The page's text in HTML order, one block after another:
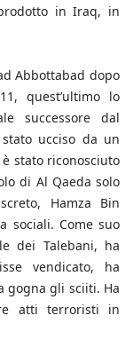
in Iraq, in
Abbottabad dopo
quest’ultimo lo
successore dal
ucciso da un
stato riconosciuto
di Al Qaeda solo
Hamza Bin
sociali. Come suo
dei Talebani, ha
vendicato, ha
gogna gli sciiti. Ha
atti terroristi in